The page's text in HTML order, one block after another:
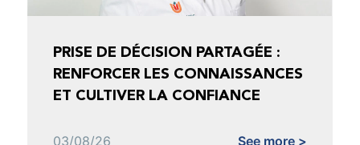
PRISE DE DÉCISION PARTAGÉE :
RENFORCER LES CONNAISSANCES
ET CULTIVER LA CONFIANCE
03/08/26 See more >